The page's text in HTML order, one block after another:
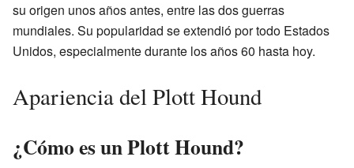
su origen unos años antes, entre las dos guerras
mundiales. Su popularidad se extendió por todo Estados
Unidos, especialmente durante los años 60 hasta hoy.
Apariencia del Plott Hound
¿Cómo es un Plott Hound?